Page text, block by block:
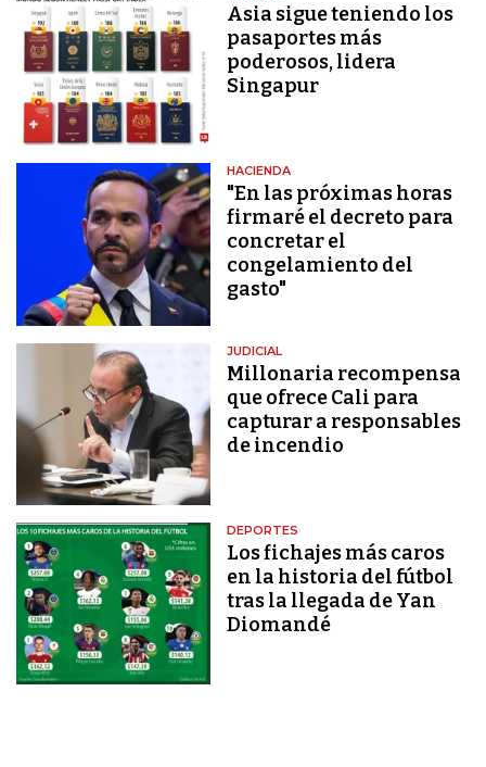
Asia sigue teniendo los
pasaportes más
poderosos, lidera
Singapur
HACIENDA
"En las próximas horas
firmaré el decreto para
concretar el
congelamiento del
gasto"
JUDICIAL
Millonaria recompensa
que ofrece Cali para
capturar a responsables
de incendio
DEPORTES
Los fichajes más caros
en la historia del fútbol
tras la llegada de Yan
Diomandé